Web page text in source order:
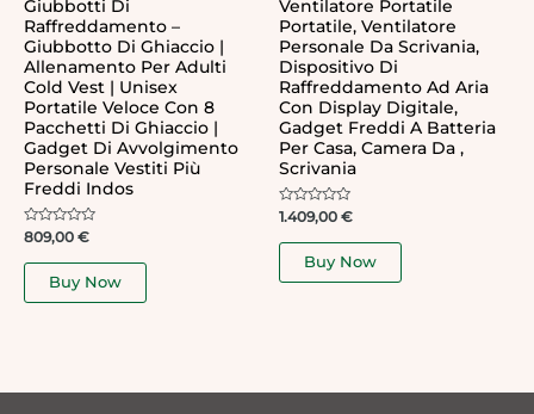
Giubbotti Di
Raffreddamento –
Giubbotto Di Ghiaccio |
Allenamento Per Adulti
Cold Vest | Unisex
Portatile Veloce Con 8
Pacchetti Di Ghiaccio |
Gadget Di Avvolgimento
Personale Vestiti Più
Freddi Indos
Rated
out
809,00 €
Buy Now
Ventilatore Portatile
Portatile, Ventilatore
Personale Da Scrivania,
Dispositivo Di
Raffreddamento Ad Aria
Con Display Digitale,
Gadget Freddi A Batteria
Per Casa, Camera Da ,
Scrivania
Rated
out
1.409,00 €
Buy Now